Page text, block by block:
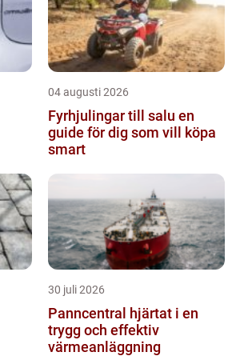
04 augusti 2026
Fyrhjulingar till salu en
guide för dig som vill köpa
smart
30 juli 2026
Panncentral hjärtat i en
trygg och effektiv
värmeanläggning